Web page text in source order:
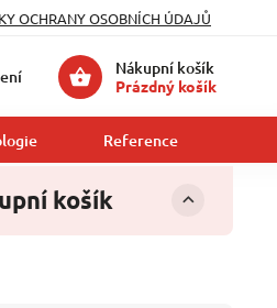
OCHRANY OSOBNÍCH ÚDAJŮ
Nákupní košík
Prázdný košík
Reference
košík